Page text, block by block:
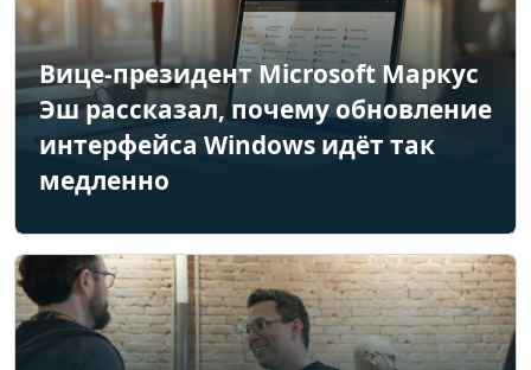
Вице-президент Microsoft Маркус
Эш рассказал, почему обновление
интерфейса Windows идёт так
медленно